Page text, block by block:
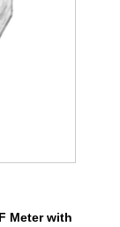
Meter with